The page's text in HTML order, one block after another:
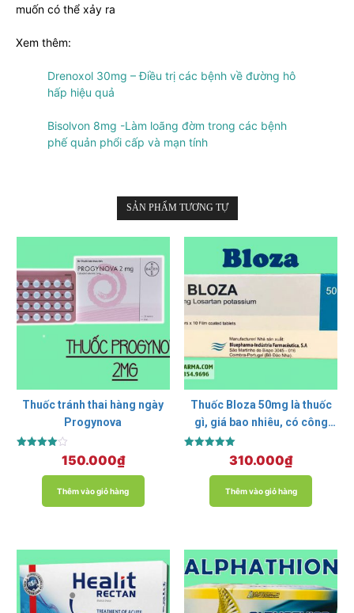
muốn có thể xảy ra
Xem thêm:
Drenoxol 30mg – Điều trị các bệnh về đường hô
hấp hiệu quả
Bisolvon 8mg -Làm loãng đờm trong các bệnh
phế quản phổi cấp và mạn tính
SẢN PHẨM TƯƠNG TỰ
Thuốc tránh thai hàng ngày
Progynova
4.00
150.000₫
Thêm vào giỏ hàng
Thuốc Bloza 50mg là thuốc
gì, giá bao nhiêu, có công
5.00
310.000₫
Thêm vào giỏ hàng